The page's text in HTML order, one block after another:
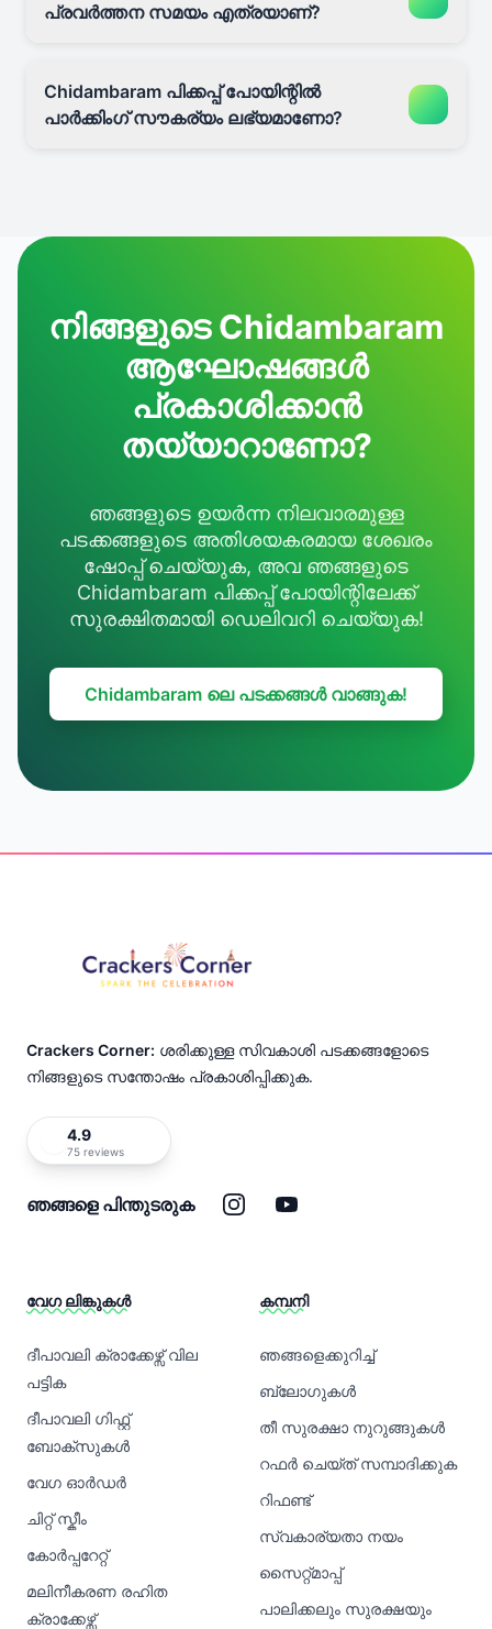
പ്രവർത്തന സമയം എത്രയാണ്?
Chidambaram പിക്കപ്പ് പോയിന്റിൽ
പാർക്കിംഗ് സൗകര്യം ലഭ്യമാണോ?
നിങ്ങളുടെ Chidambaram
ആഘോഷങ്ങൾ
പ്രകാശിക്കാൻ
തയ്യാറാണോ?
ഞങ്ങളുടെ ഉയർന്ന നിലവാരമുള്ള
പടക്കങ്ങളുടെ അതിശയകരമായ ശേഖരം
ഷോപ്പ് ചെയ്യുക, അവ ഞങ്ങളുടെ
Chidambaram പിക്കപ്പ് പോയിന്റിലേക്ക്
സുരക്ഷിതമായി ഡെലിവറി ചെയ്യുക!
Chidambaram ലെ പടക്കങ്ങൾ വാങ്ങുക!
Crackers Corner: ശരിക്കുള്ള സിവകാശി പടക്കങ്ങളോടെ
നിങ്ങളുടെ സന്തോഷം പ്രകാശിപ്പിക്കുക.
4.9
75 reviews
ഞങ്ങളെ പിന്തുടരുക ഇൻസ്റ്റാഗ്രാം
യൂട്യൂബ്
വേഗ ലിങ്കുകൾ
ദീപാവലി ക്രാക്കേഴ്സ് വില
പട്ടിക
ദീപാവലി ഗിഫ്റ്റ്
ബോക്സുകൾ
വേഗ ഓർഡർ
ചിറ്റ് സ്കീം
കോർപ്പറേറ്റ്
മലിനീകരണ രഹിത
ക്രാക്കേഴ്സ്
കമ്പനി
ഞങ്ങളെക്കുറിച്ച്
ബ്ലോഗുകൾ
തീ സുരക്ഷാ നുറുങ്ങുകൾ
റഫർ ചെയ്ത് സമ്പാദിക്കുക
റിഫണ്ട്
സ്വകാര്യതാ നയം
സൈറ്റ്മാപ്പ്
പാലിക്കലും സുരക്ഷയും